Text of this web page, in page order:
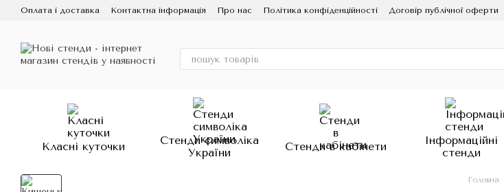
Перейти до основного контенту
Оплата і доставка Контактна інформація Про нас Політика конфіденційності Договір публічної оферти
Класні куточки
Стенди символіка
України
Стенди в кабінети
Інформаційні
стенди
Головна